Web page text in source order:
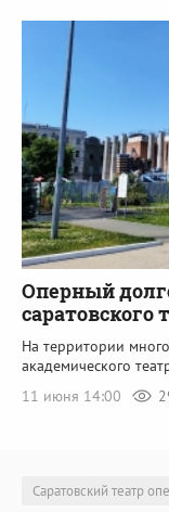
Оперный
саратовского
На территории
академического
11 июня 14:00
Саратовский театр